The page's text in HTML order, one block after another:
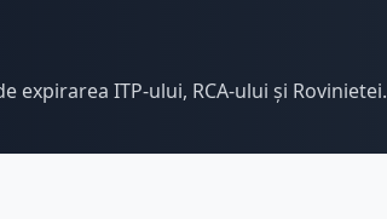
ITP-ului, RCA-ului și Rovinietei.